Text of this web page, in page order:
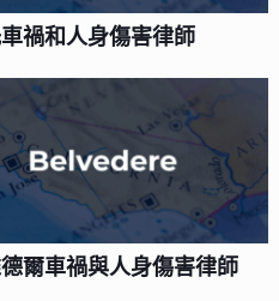
禍和人身傷害律師
爾車禍與人身傷害律師